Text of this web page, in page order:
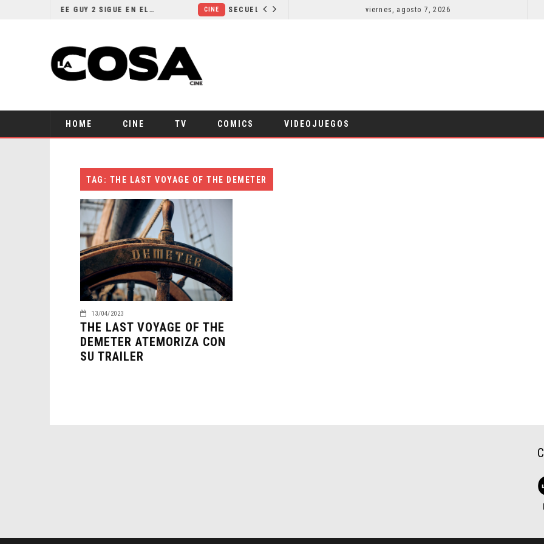
¿POR QUÉ FREE GUY 2 SIGUE EN EL LIMBO? CINE
viernes, agosto 7, 2026
HOME CINE TV COMICS VIDEOJUEGOS
TAG: THE LAST VOYAGE OF THE DEMETER
13/04/2023
THE LAST VOYAGE OF THE
DEMETER ATEMORIZA CON
SU TRAILER